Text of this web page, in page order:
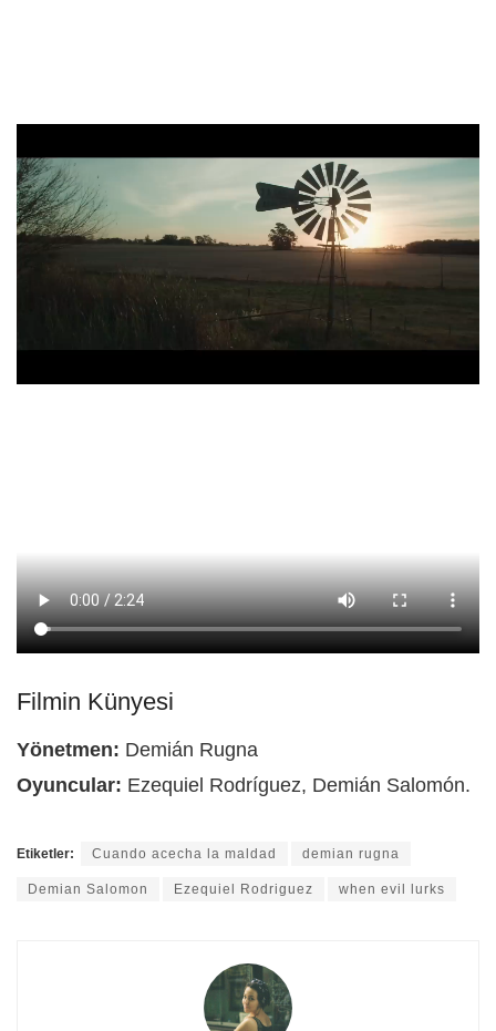
Filmin Künyesi
Yönetmen: Demián Rugna
Oyuncular: Ezequiel Rodríguez, Demián Salomón.
Etiketler: Cuando acecha la maldad demian rugna
Demian Salomon Ezequiel Rodriguez when evil lurks